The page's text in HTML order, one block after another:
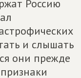
Россию
и слышать
они прежде